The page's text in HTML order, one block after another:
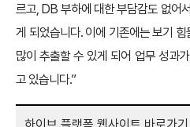
르고, DB 부하에 대한 부담감도 없어
게 되었습니다. 이에 기존에는 보기
많이 추출할 수 있게 되어 업무 성과
고 있습니다.”